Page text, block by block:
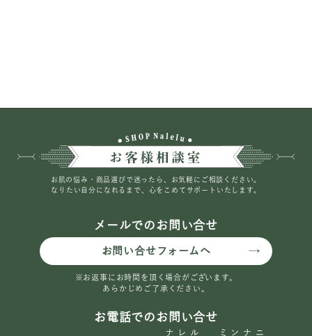
お肌の悩み・商品選びで迷ったら、お気軽にご相談ください。
なりたい自分になれるまで、心をこめてサポートいたします。
メールでのお問い合せ
お問い合せフォームへ
※お返事にお時間を頂く場合がございます。
あらかじめご了承ください。
お電話でのお問い合せ